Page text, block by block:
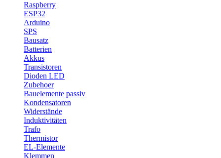
Raspberry
ESP32
Arduino
SPS
Bausatz
Batterien
Akkus
Transistoren
Dioden LED
Zubehoer
Bauelemente passiv
Kondensatoren
Widerstände
Induktivitäten
Trafo
Thermistor
EL-Elemente
Klemmen